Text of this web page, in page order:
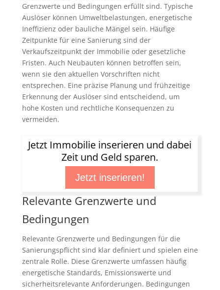
Grenzwerte und Bedingungen erfüllt sind. Typische
Auslöser können Umweltbelastungen, energetische
Ineffizienz oder bauliche Mängel sein. Häufige
Zeitpunkte für eine Sanierung sind der
Verkaufszeitpunkt der Immobilie oder gesetzliche
Fristen. Auch Neubauten können betroffen sein,
wenn sie den aktuellen Vorschriften nicht
entsprechen. Eine präzise Planung und frühzeitige
Erkennung der Auslöser sind entscheidend, um
hohe Kosten und rechtliche Konsequenzen zu
vermeiden.
Jetzt Immobilie inserieren und dabei
Zeit und Geld sparen.
Jetzt inserieren!
Relevante Grenzwerte und
Bedingungen
Relevante Grenzwerte und Bedingungen für die
Sanierungspflicht sind klar definiert und spielen eine
zentrale Rolle. Diese Grenzwerte umfassen häufig
energetische Standards, Emissionswerte und
sicherheitsrelevante Anforderungen. Bedingungen